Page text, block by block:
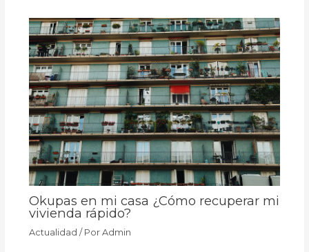
Okupas en mi casa ¿Cómo recuperar mi
vivienda rápido?
Actualidad / Por Admin